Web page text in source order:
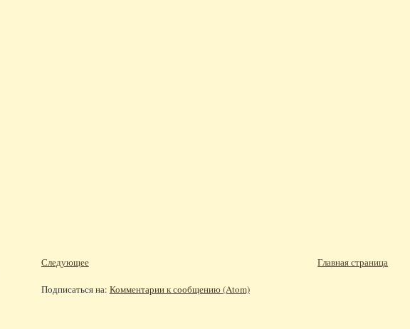
Следующее Главная страница
Подписаться на: Комментарии к сообщению (Atom)